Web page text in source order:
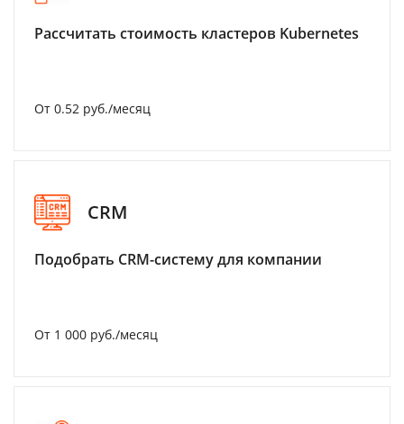
Рассчитать стоимость кластеров Kubernetes
От 0.52 руб./месяц
CRM
Подобрать CRM-систему для компании
От 1 000 руб./месяц